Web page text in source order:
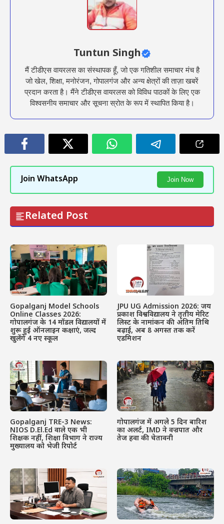
Tuntun Singh
मैं टीडीएस वायरलस का संस्थापक हूँ, जो एक गतिशील समाचार मंच है
जो खेल, शिक्षा, मनोरंजन, गोपालगंज और अन्य क्षेत्रों की ताज़ा खबरें
प्रदान करता है। मैंने टीडीएस वायरलस को विविध पाठकों के लिए एक
विश्वसनीय समाचार और सूचना स्रोत के रूप में स्थापित किया है।
Join WhatsApp Join Now
Related Post
Gopalganj Model Schools
Online Classes 2026:
गोपालगंज के 14 मॉडल विद्यालयों में
शुरू हुई ऑनलाइन कक्षाएं, जल्द
खुलेंगे 4 नए स्कूल
JPU UG Admission 2026: जय
प्रकाश विश्वविद्यालय ने तृतीय मेरिट
लिस्ट के नामांकन की अंतिम तिथि
बढ़ाई, अब 8 अगस्त तक करें
एडमिशन
Gopalganj TRE-3 News:
NIOS D.El.Ed वाले एक भी
शिक्षक नहीं, शिक्षा विभाग ने राज्य
मुख्यालय को भेजी रिपोर्ट
गोपालगंज में अगले 5 दिन बारिश
का अलर्ट, IMD ने वज्रपात और
तेज हवा की चेतावनी